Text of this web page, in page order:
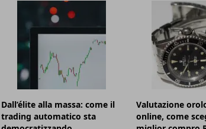
Dall’élite alla massa: come il
trading automatico sta
Valutazione
online, come